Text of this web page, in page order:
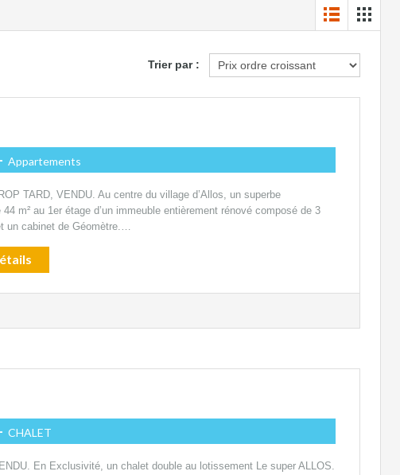
Trier par :
Appartements
TARD, VENDU. Au centre du village d’Allos, un superbe
m² au 1er étage d’un immeuble entièrement rénové composé de 3
un cabinet de Géomètre.…
CHALET
En Exclusivité, un chalet double au lotissement Le super ALLOS.